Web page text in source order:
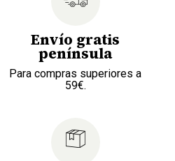
Envío gratis
península
Para compras superiores a
59€.